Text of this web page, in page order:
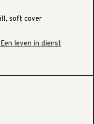
soft cover
leven in dienst